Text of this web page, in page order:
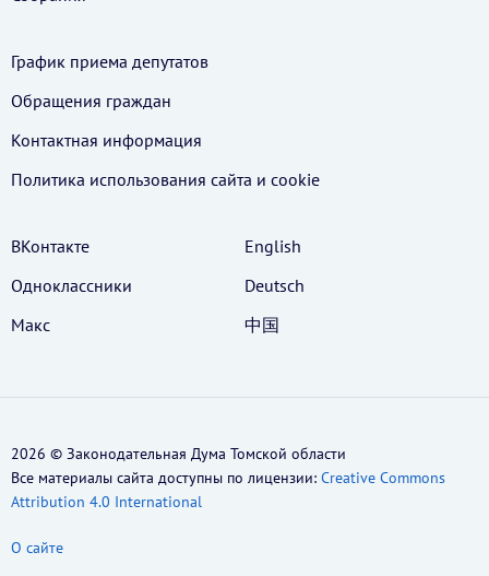
График приема депутатов
Обращения граждан
Контактная информация
Политика использования cайта и cookie
ВКонтакте
Одноклассники
Макс
English
Deutsch
中国
2026 © Законодательная Дума Томской области
Все материалы сайта доступны по лицензии: Creative Commons
Attribution 4.0 International
О сайте